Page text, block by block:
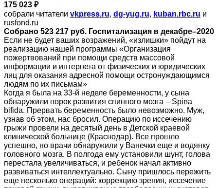
175 023 ₽
собрали читатели vkpress.ru, dg-yug.ru, kuban.rbc.ru и
rusfond.ru
Собрано 523 217 руб. Госпитализация в декабре–2020
Если не будет ваших возражений, «излишки» пойдут на
реализацию нашей программы «Организация
пожертвований при помощи средств массовой
информации и интернета от физических и юридических
лиц для оказания адресной помощи остронуждающимся
людям по их письмам»
Когда я была на 33-й неделе беременности, у сына
обнаружили порок развития спинного мозга – Spina
bifida. Прервать беременность было невозможно. Муж,
узнав об этом, нас бросил. Операцию по иссечению
грыжи провели на десятый день в Детской краевой
клинической больнице (Краснодар). Все прошло
успешно, но врачи обнаружили у Ванечки еще и водянку
головного мозга. В полгода ему установили шунт, голова
перестала увеличиваться, и ребенок начал активно
развиваться интеллектуально. Сыну пришлось пережить
еще несколько операций: коррекцию зрения, иссечение